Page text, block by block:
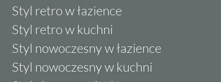
Styl retro w łazience
Styl retro w kuchni
Styl nowoczesny w łazience
Styl nowoczesny w kuchni